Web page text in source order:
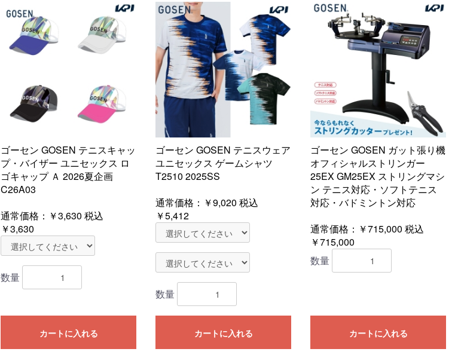
ゴーセン GOSEN テニスキャッ
プ・バイザー ユニセックス ロ
ゴキャップ Ａ 2026夏企画
C26A03
通常価格： ￥3,630 税込
￥3,630
数量
カートに入れる
ゴーセン GOSEN テニスウェア
ユニセックス ゲームシャツ
T2510 2025SS
通常価格： ￥9,020 税込
￥5,412
数量
カートに入れる
ゴーセン GOSEN ガット張り機
オフィシャルストリンガー
25EX GM25EX ストリングマシ
ン テニス対応・ソフトテニス
対応・バドミントン対応
通常価格：￥715,000 税込
￥715,000
数量
カートに入れる